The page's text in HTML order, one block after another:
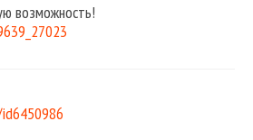
возможность!